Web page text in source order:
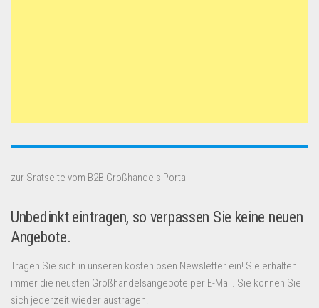
zur Sratseite vom B2B Großhandels Portal
Unbedinkt eintragen, so verpassen Sie keine neuen
Angebote.
Tragen Sie sich in unseren kostenlosen Newsletter ein! Sie erhalten
immer die neusten Großhandelsangebote per E-Mail. Sie können Sie
sich jederzeit wieder austragen!